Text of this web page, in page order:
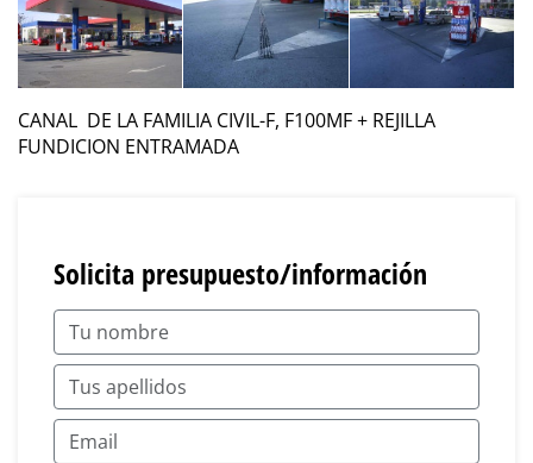
CANAL DE LA FAMILIA CIVIL-F, F100MF + REJILLA
FUNDICION ENTRAMADA
Solicita presupuesto/información